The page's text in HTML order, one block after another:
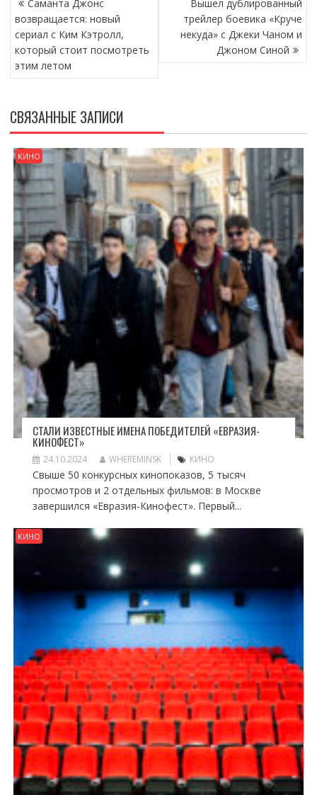
ПО
ЗАПИСЯМ
Саманта Джонс
возвращается: новый
сериал с Ким Кэтролл,
который стоит посмотреть
этим летом
Вышел дублированный
трейлер боевика «Круче
некуда» с Джеки Чаном и
Джоном Синой
СВЯЗАННЫЕ ЗАПИСИ
КИНО
СТАЛИ ИЗВЕСТНЫЕ ИМЕНА ПОБЕДИТЕЛЕЙ «ЕВРАЗИЯ-
КИНОФЕСТ»
24.10.2024 WHEREMINSK КИНО
Свыше 50 конкурсных кинопоказов, 5 тысяч
просмотров и 2 отдельных фильмов: в Москве
завершился «Евразия-Кинофест». Первый...
КИНО